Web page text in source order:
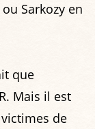
Sarkozy en
que
Mais il est
de